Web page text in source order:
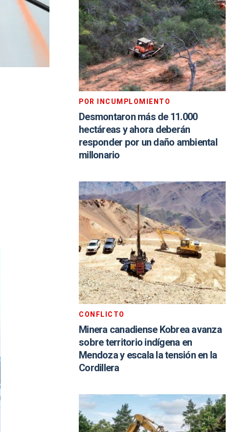
POR INCUMPLOMIENTO
Desmontaron más de 11.000
hectáreas y ahora deberán
responder por un daño ambiental
millonario
CONFLICTO
Minera canadiense Kobrea avanza
sobre territorio indígena en
Mendoza y escala la tensión en la
Cordillera